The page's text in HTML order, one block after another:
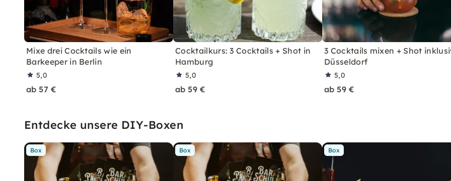
Mixe drei Cocktails wie ein
Barkeeper in Berlin
5,0
ab 57 €
Cocktailkurs: 3 Cocktails + Shot in
Hamburg
5,0
ab 59 €
3 Cocktails mixen + Shot
Düsseldorf
5,0
ab 59 €
Entdecke unsere DIY-Boxen
Box Box Box